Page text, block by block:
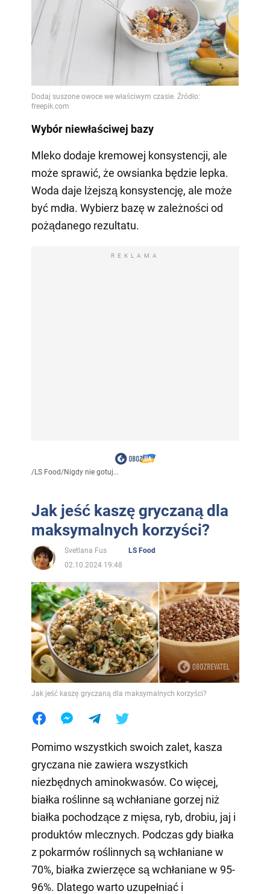
Wybór niewłaściwej bazy
Mleko dodaje kremowej konsystencji, ale
może sprawić, że owsianka będzie lepka.
Woda daje lżejszą konsystencję, ale może
być mdła. Wybierz bazę w zależności od
pożądanego rezultatu.
REKLAMA
/LS Food/Nigdy nie gotuj...
Jak jeść kaszę gryczaną dla
maksymalnych korzyści?
Svetlana Fus
LS Food
02.10.2024 19:48
Jak jeść kaszę gryczaną dla maksymalnych korzyści?
Pomimo wszystkich swoich zalet, kasza
gryczana nie zawiera wszystkich
niezbędnych aminokwasów. Co więcej,
białka roślinne są wchłaniane gorzej niż
białka pochodzące z mięsa, ryb, drobiu, jaj i
produktów mlecznych. Podczas gdy białka
z pokarmów roślinnych są wchłaniane w
70%, białka zwierzęce są wchłaniane w 95-
96%. Dlatego warto uzupełniać i